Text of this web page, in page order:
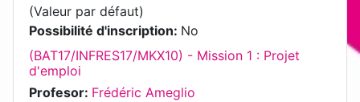
(Valeur par défaut)
Possibilité d'inscription: No
(BAT17/INFRES17/MKX10) - Mission 1 : Projet
d'emploi
Profesor: Frédéric Ameglio